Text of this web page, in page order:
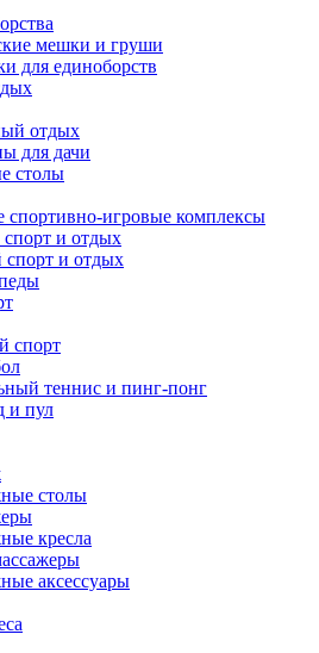
мешки и груши
для единоборств
отдых
для дачи
столы
спортивно-игровые комплексы
и отдых
и отдых
спорт
теннис и пинг-понг
и пул
столы
кресла
аксессуары